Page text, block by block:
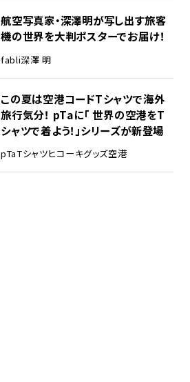
航空写真家・深澤明が写し出す旅客
機の世界を大判ポスターでお届け！
fabli深澤 明
この夏は空港コードTシャツで海外
旅行気分！ pTaに「 世界の空港をT
シャツで着よう！」シリーズが新登場
pTaTシャツヒコーキグッズ空港